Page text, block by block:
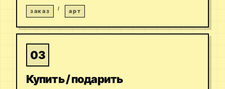
заказ арт
03
Купить / подарить